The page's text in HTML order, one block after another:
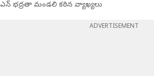
భద్రతా మండలి కఠిన వ్యాఖ్యలు
ADVERTISEMENT